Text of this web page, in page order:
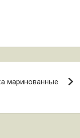
маринованные